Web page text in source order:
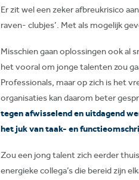
Er zit wel een zeker afbreukrisico
raven- clubjes’. Met als mogelijk
Misschien gaan oplossingen ook al
het vooral om jonge talenten zou
Professionals, maar op zich is het
organisaties kan daarom beter
tegen afwisselend en uitdagend
het juk van taak- en
Zou een jong talent zich eerder
energieke collega’s die bereid zijn